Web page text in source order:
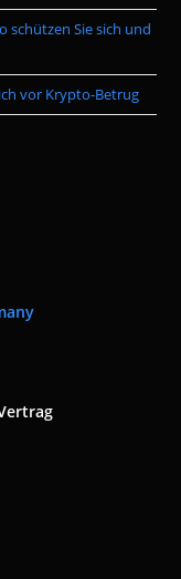
schützen Sie sich und
vor Krypto-Betrug